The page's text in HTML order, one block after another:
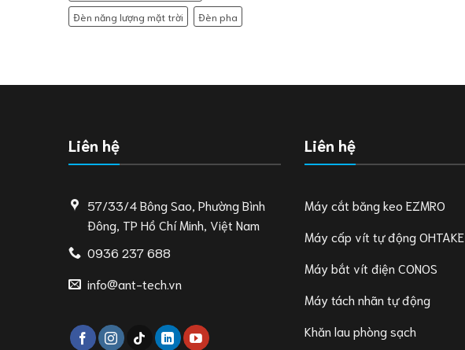
Đèn năng lượng mặt trời
Đèn pha
Liên hệ
57/33/4 Bông Sao, Phường Bình
Đông, TP Hồ Chí Minh, Việt Nam
0936 237 688
info@ant-tech.vn
Liên hệ
Máy cắt băng keo EZMRO
Máy cấp vít tự động OHTAKE
Máy bắt vít điện CONOS
Máy tách nhãn tự động
Khăn lau phòng sạch